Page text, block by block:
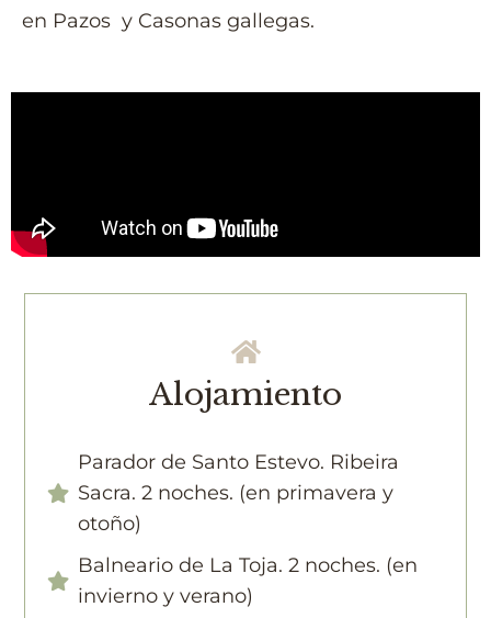
en Pazos y Casonas gallegas.
Alojamiento
Parador de Santo Estevo. Ribeira
Sacra. 2 noches. (en primavera y
otoño)
Balneario de La Toja. 2 noches. (en
invierno y verano)